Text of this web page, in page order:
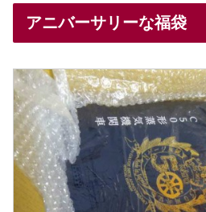
アニバーサリーな福袋